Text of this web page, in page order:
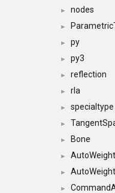
► nodes
►
► py
► py3
► reflection
► rla
► specialtype
►
► Bone
►
►
►